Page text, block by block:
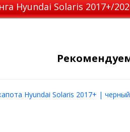
Hyundai Solaris 2017+/
Hyundai Solaris 2017+ | черный